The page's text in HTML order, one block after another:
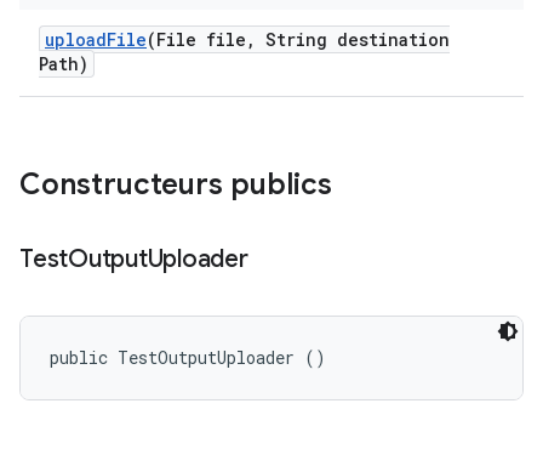
uploadFile(File file , String destination
Path)
Constructeurs publics
TestOutputUploader
public TestOutputUploader ()